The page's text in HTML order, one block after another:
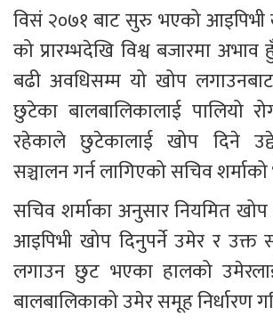
विसं २०७१ बाट सुरु भएको आइपिभी
को प्रारम्भदेखि विश्व बजारमा अभाव
बढी अवधिसम्म यो खोप
छुटेका बालबालिकालाई पालियो
रहेकाले छुटेकालाई खोप दिने
सञ्चालन गर्न लागिएको सचिव
सचिव शर्माका अनुसार नियमित
आइपिभी खोप दिनुपर्ने उमेर र उक्त
लगाउन छुट भएका हालको
बालबालिकाको उमेर समूह निर्धारण